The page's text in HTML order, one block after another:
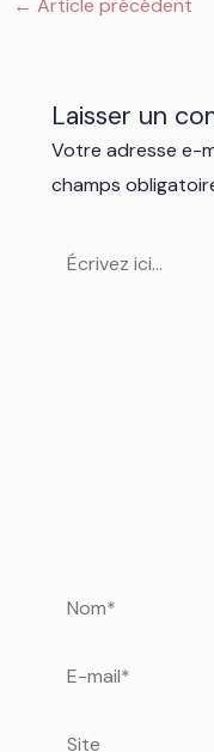
← Article précédent
Laisser un
Votre adresse e-
champs
Écrivez
Nom*
E-
Site